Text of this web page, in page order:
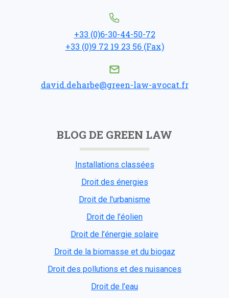
+33 (0)6-30-44-50-72
+33 (0)9 72 19 23 56 (Fax)
david.deharbe@green-law-avocat.fr
BLOG DE GREEN LAW
Installations classées
Droit des énergies
Droit de l'urbanisme
Droit de l’éolien
Droit de l’énergie solaire
Droit de la biomasse et du biogaz
Droit des pollutions et des nuisances
Droit de l’eau